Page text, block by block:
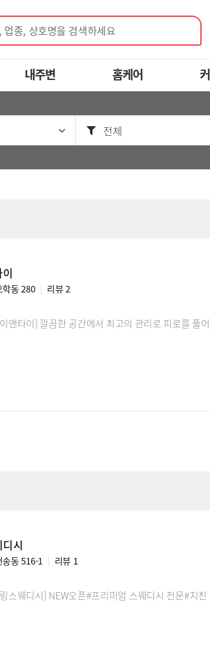
업종, 상호명을 검색하세요
내주변 홈케어
전체
학동 280 리뷰2
앤타이] 깔끔한 공간에서 최고의 관리로 피로를 풀
시
송동 516-1 리뷰 1
스웨디시] NEW오픈#프리미엄 스웨디시 전문#지